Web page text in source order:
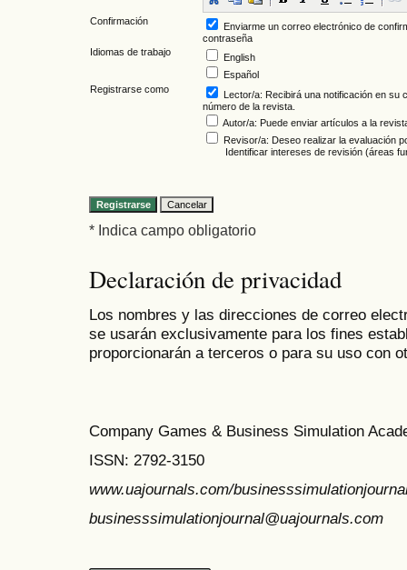
Confirmación
Enviarme un correo electrónico de
contraseña
Idiomas de trabajo
English
Español
Registrarse como
Lector/a: Recibirá una notificación en su
número de la revista.
Autor/a: Puede enviar artículos a la
Revisor/a: Deseo realizar la evaluación
Identificar intereses de revisión (áreas
* Indica campo obligatorio
Declaración de privacidad
Los nombres y las direcciones de correo
se usarán exclusivamente para los fines
proporcionarán a terceros o para su uso con
Company Games & Business Simulation
ISSN: 2792-3150
www.uajournals.com/
businesssimulationjournal@uajournals.com